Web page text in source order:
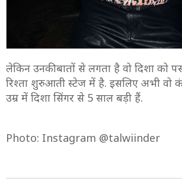
लेकिन उनकी बातों से लगता है वो दिशा को
रिश्ता शुरुआती स्टेज में है. इसलिए अभी वो
उम्र में दिशा सिंगर से 5 साल बड़ी हैं.
Photo: Instagram @talwiinder